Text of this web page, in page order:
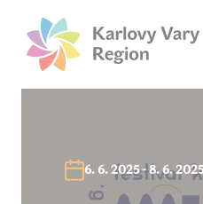
obsah
6. 6. 2025 - 8. 6. 2025